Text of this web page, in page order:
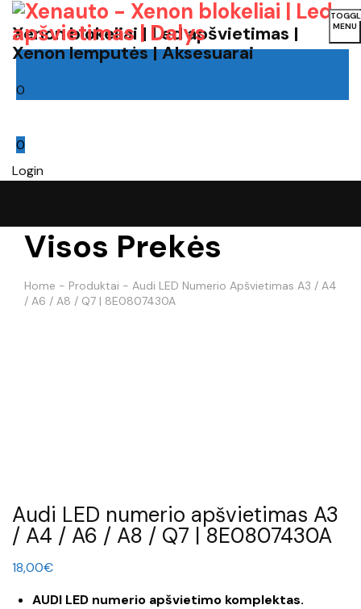
Xenon blokeliai | Led apšvietimas |
Xenon lemputės | Aksesuarai
0
0
Login
MENU
Visos Prekės
Home - Produktai - Audi LED Numerio Apšvietimas A3 / A4
/ A6 / A8 / Q7 | 8E0807430A
Audi LED numerio apšvietimas A3
/ A4 / A6 / A8 / Q7 | 8E0807430A
18,00€
AUDI LED numerio apšvietimo komplektas.